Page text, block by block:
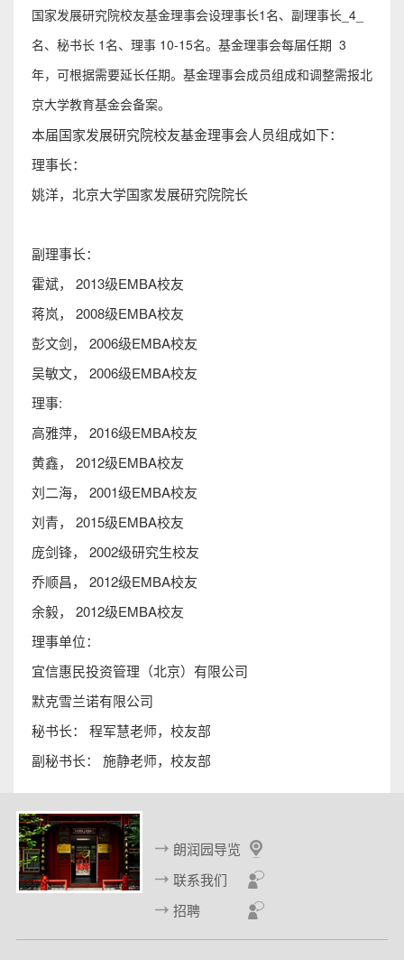
国家发展研究院校友基金理事会设理事长1名、副理事长_4_
名、秘书长 1名、理事 10-15名。基金理事会每届任期 3
年，可根据需要延长任期。基金理事会成员组成和调整需报北
京大学教育基金会备案。
本届国家发展研究院校友基金理事会人员组成如下：
理事长：
姚洋，北京大学国家发展研究院院长
副理事长：
霍斌， 2013级EMBA校友
蒋岚， 2008级EMBA校友
彭文剑， 2006级EMBA校友
吴敏文， 2006级EMBA校友
理事:
高雅萍， 2016级EMBA校友
黄鑫， 2012级EMBA校友
刘二海， 2001级EMBA校友
刘青， 2015级EMBA校友
庞剑锋， 2002级研究生校友
乔顺昌， 2012级EMBA校友
余毅， 2012级EMBA校友
理事单位：
宜信惠民投资管理（北京）有限公司
默克雪兰诺有限公司
秘书长： 程军慧老师，校友部
副秘书长： 施静老师，校友部
朗润园导览
联系我们
招聘